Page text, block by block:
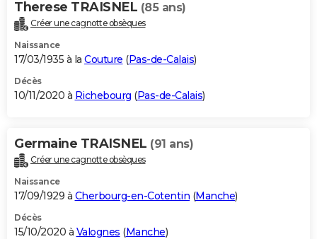
Therese TRAISNEL (85 ans)
Créer une cagnotte obsèques
Naissance
17/03/1935 à la Couture (Pas-de-Calais)
Décès
10/11/2020 à Richebourg (Pas-de-Calais)
Germaine TRAISNEL (91 ans)
Créer une cagnotte obsèques
Naissance
17/09/1929 à Cherbourg-en-Cotentin (Manche)
Décès
15/10/2020 à Valognes (Manche)